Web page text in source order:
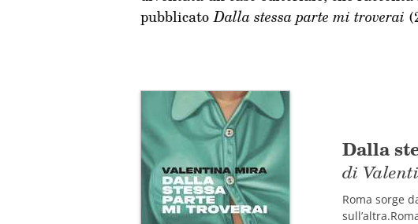
pubblicatoDalla stessa parte mi troverai
Dalla
di
Roma sorge